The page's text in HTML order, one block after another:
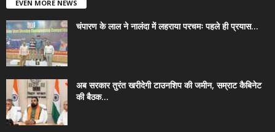
EVEN MORE NEWS
चंपारण के लाल ने नालंदा में लहराया परचमः पहले ही प्रयास...
अब सरकार तुरंत खरीदेगी टाउनशिप की जमीन, सम्राट कैबिनेट
की बैठक...